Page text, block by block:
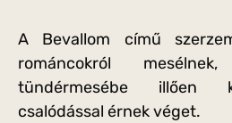
A Bevallom című
románcokról
tündérmesébe illően
csalódással érnek véget.